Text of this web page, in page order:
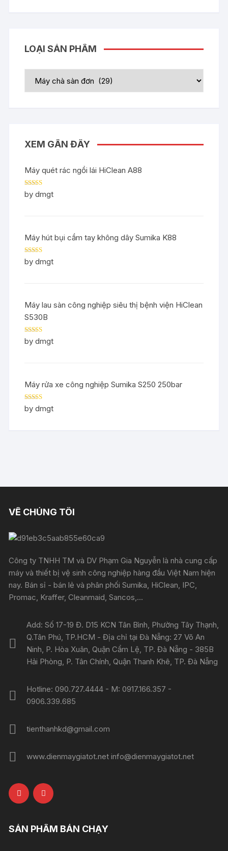
LOẠI SẢN PHẨM
XEM GẦN ĐÂY
Máy quét rác ngồi lái HiClean A88
Rated5out
of 5
by dmgt
Máy hút bụi cầm tay không dây Sumika K88
Rated5out
of 5
by dmgt
Máy lau sàn công nghiệp siêu thị bệnh viện HiClean
S530B
Rated5out
of 5
by dmgt
Máy rửa xe công nghiệp Sumika S250 250bar
Rated5out
of 5
by dmgt
VỀ CHÚNG TÔI
Công ty TNHH TM và DV Phạm Gia Nguyễn là nhà cung cấp
máy và thiết bị vệ sinh công nghiệp hàng đầu Việt Nam hiện
nay. Bán sỉ - bán lẻ và phân phối Sumika, HiClean, IPC,
Promac, Kraffer, Cleanmaid, Sancos,...
Add: Số 17-19 Đ. D15 KCN Tân Bình, Phường Tây Thạnh,
Q.Tân Phú, TP.HCM - Địa chỉ tại Đà Nẵng: 27 Võ An
Ninh, P. Hòa Xuân, Quận Cẩm Lệ, TP. Đà Nẵng - 385B
Hải Phòng, P. Tân Chính, Quận Thanh Khê, TP. Đà Nẵng
Hotline: 090.727.4444 - M: 0917.166.357 -
0906.339.685
tienthanhkd@gmail.com
www.dienmaygiatot.net info@dienmaygiatot.net
SẢN PHẨM BÁN CHẠY